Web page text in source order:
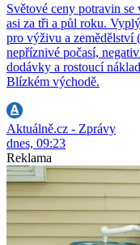
Světové ceny potravin
asi za tři a půl roku.
pro výživu a zemědělství
nepříznivé počasí,
dodávky a rostoucí
Blízkém východě.
Aktuálně.cz - Zprávy
dnes, 09:23
Reklama